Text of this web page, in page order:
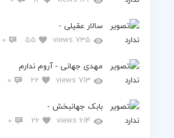
سالار عقیلی -
735 views
55
0
مهدی جهانی - آروم ندارم
713 views
22
0
بابک جهانبخش -
614 views
26
0